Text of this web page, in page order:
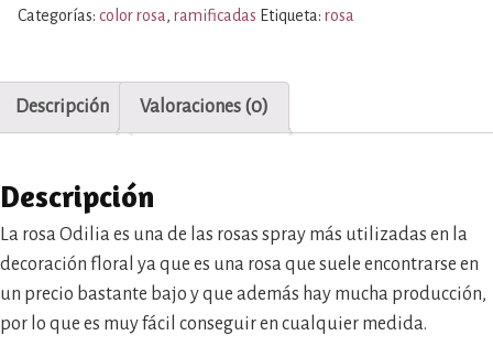
Categorías: color rosa, ramificadas Etiqueta: rosa
Descripción Valoraciones (0)
Descripción
La rosa Odilia es una de las rosas spray más utilizadas en la
decoración floral ya que es una rosa que suele encontrarse en
un precio bastante bajo y que además hay mucha producción,
por lo que es muy fácil conseguir en cualquier medida.